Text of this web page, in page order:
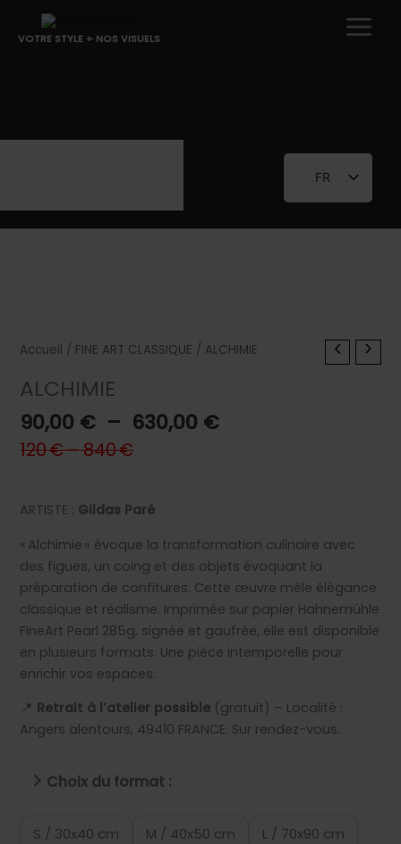
VOTRE STYLE + NOS VISUELS
FR
EN
Accueil / FINE ART CLASSIQUE / ALCHIMIE
ALCHIMIE
90,00 € – 630,00 €Plage
120 € – 840 €
ARTISTE : Gildas Paré
« Alchimie » évoque la transformation culinaire avec
des figues, un coing et des objets évoquant la
préparation de confitures. Cette œuvre mêle élégance
classique et réalisme. Imprimée sur papier Hahnemühle
FineArt Pearl 285g, signée et gaufrée, elle est disponible
en plusieurs formats. Une pièce intemporelle pour
enrichir vos espaces.
📍 Retrait à l’atelier possible (gratuit) – Localité :
Angers alentours, 49410 FRANCE. Sur rendez-vous.
Choix du format :
S / 30x40 cm M / 40x50 cm
L / 70x90 cm